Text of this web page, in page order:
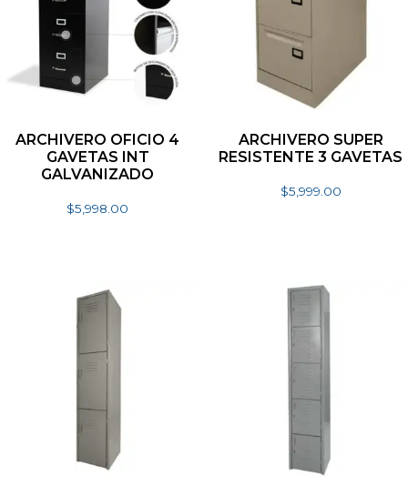
ARCHIVERO OFICIO 4
GAVETAS INT
GALVANIZADO
$5,998.00
ARCHIVERO SUPER
RESISTENTE 3 GAVETAS
$5,999.00